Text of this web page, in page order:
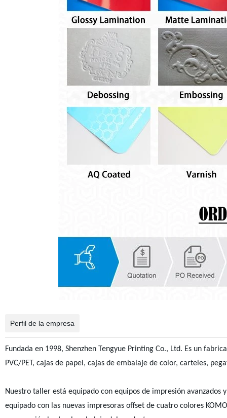
Perfil de la empresa
Fundada en 1998, Shenzhen Tengyue Printing Co., Ltd. Es un
PVC/PET, cajas de papel, cajas de embalaje de color, carteles,
Nuestro taller está equipado con equipos de impresión
equipado con las nuevas impresoras offset de cuatro colores